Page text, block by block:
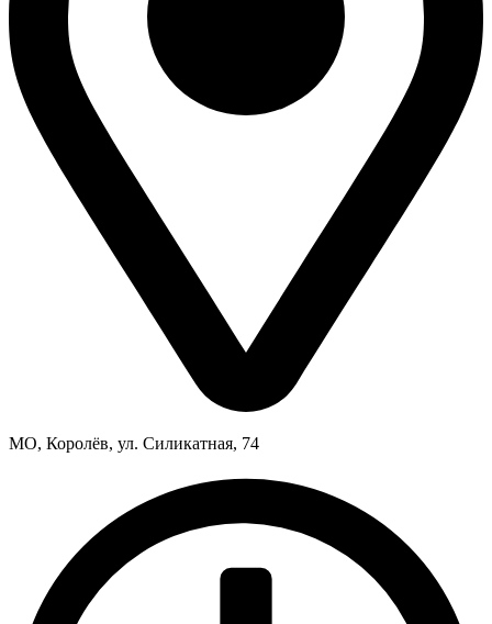
МО, Королёв, ул. Силикатная, 74